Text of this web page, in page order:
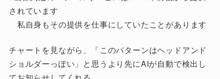
されています
私自身もその提供を仕事にしていたことがあります
チャートを見ながら、「このパターンはヘッドアンド
ショルダーっぽい」と思うより先にAIが自動で検出し